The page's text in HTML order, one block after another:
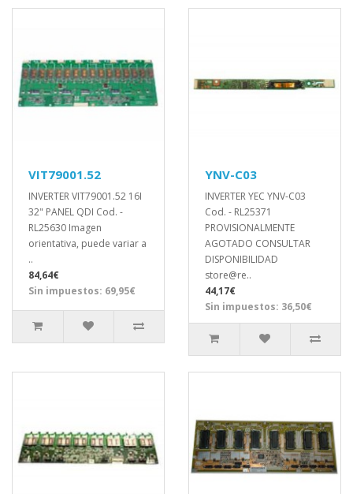
VIT79001.52
INVERTER VIT79001.52 16I
32" PANEL QDI Cod. -
RL25630 Imagen
orientativa, puede variar a
..
84,64€
Sin impuestos: 69,95€
YNV-C03
INVERTER YEC YNV-C03
Cod. - RL25371
PROVISIONALMENTE
AGOTADO CONSULTAR
DISPONIBILIDAD
store@re..
44,17€
Sin impuestos: 36,50€